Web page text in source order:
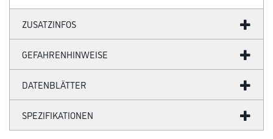
ZUSATZINFOS
GEFAHRENHINWEISE
DATENBLÄTTER
SPEZIFIKATIONEN